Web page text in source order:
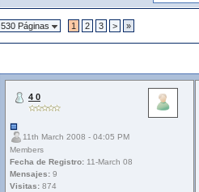
530 Páginas 1 2 3 > »
4 0
11th March 2008 - 04:05 PM
Members
Fecha de Registro: 11-March 08
Mensajes: 9
Visitas: 874